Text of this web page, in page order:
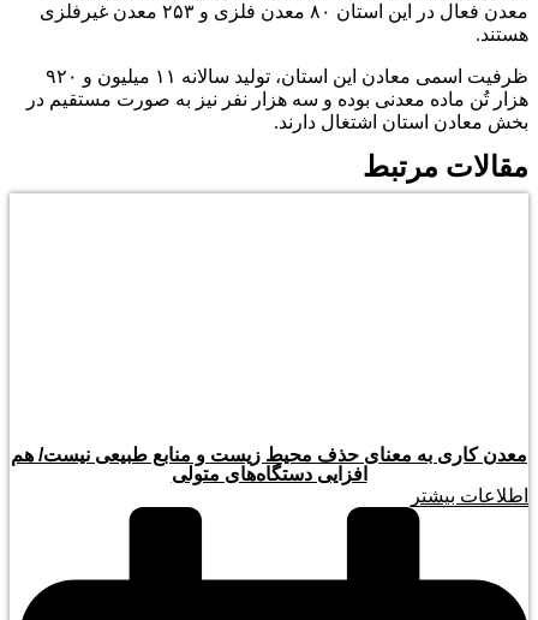
معدن فعال در این استان ۸۰ معدن فلزی و ۲۵۳ معدن غیرفلزی
هستند.
ظرفیت اسمی معادن این استان، تولید سالانه ۱۱ میلیون و ۹۲۰
هزار تُن ماده معدنی بوده و سه هزار نفر نیز به صورت مستقیم در
بخش معادن استان اشتغال دارند.
مقالات مرتبط
معدن کاری به معنای حذف محیط زیست و منابع طبیعی نیست/ هم
افزایی دستگاه‌های متولی
اطلاعات بیشتر